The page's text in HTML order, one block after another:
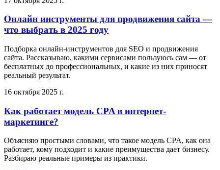
Онлайн инструменты для продвижения сайта —
что выбрать в 2025 году
Подборка онлайн-инструментов для SEO и продвижения
сайта. Рассказываю, какими сервисами пользуюсь сам — от
бесплатных до профессиональных, и какие из них приносят
реальный результат.
16 октября 2025 г.
Как работает модель CPA в интернет-
маркетинге?
Объясняю простыми словами, что такое модель CPA, как она
работает, кому подходит и какие преимущества дает бизнесу.
Разбираю реальные примеры из практики.